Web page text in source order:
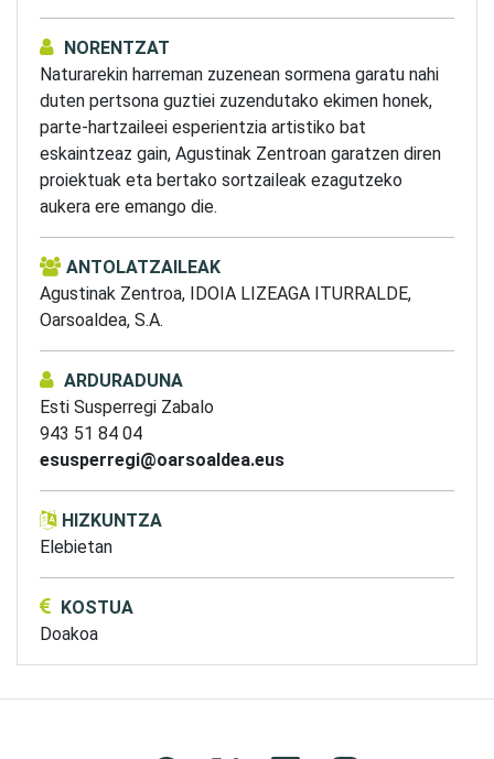
NORENTZAT
Naturarekin harreman zuzenean sormena garatu nahi
duten pertsona guztiei zuzendutako ekimen honek,
parte-hartzaileei esperientzia artistiko bat
eskaintzeaz gain, Agustinak Zentroan garatzen diren
proiektuak eta bertako sortzaileak ezagutzeko
aukera ere emango die.
ANTOLATZAILEAK
Agustinak Zentroa,
IDOIA LIZEAGA ITURRALDE,
Oarsoaldea, S.A.
ARDURADUNA
Esti Susperregi Zabalo
943 51 84 04
esusperregi@oarsoaldea.eus
HIZKUNTZA
Elebietan
KOSTUA
Doakoa